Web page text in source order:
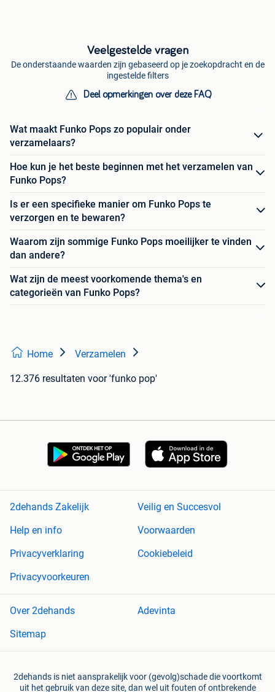
Veelgestelde vragen
De onderstaande waarden zijn gebaseerd op je zoekopdracht en de
ingestelde filters
Deel opmerkingen over deze FAQ
Wat maakt Funko Pops zo populair onder
verzamelaars?
Hoe kun je het beste beginnen met het verzamelen van
Funko Pops?
Is er een specifieke manier om Funko Pops te
verzorgen en te bewaren?
Waarom zijn sommige Funko Pops moeilijker te vinden
dan andere?
Wat zijn de meest voorkomende thema's en
categorieën van Funko Pops?
Home Verzamelen
12.376 resultaten voor 'funko pop'
2dehands Zakelijk
Veilig en Succesvol
Help en info
Voorwaarden
Privacyverklaring
Cookiebeleid
Privacyvoorkeuren
Over 2dehands
Adevinta
Sitemap
2dehands is niet aansprakelijk voor (gevolg)schade die voortkomt
uit het gebruik van deze site, dan wel uit fouten of ontbrekende